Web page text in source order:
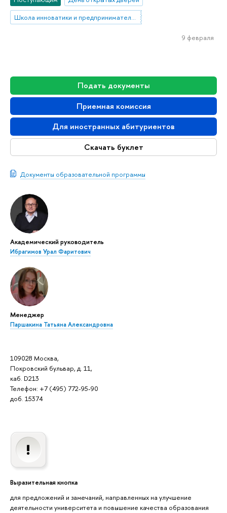
Подать документы
Приемная комиссия
Для иностранных абитуриентов
Скачать буклет
Документы образовательной программы
Академический руководитель
Ибрагимов Урал Фаритович
Менеджер
Паршакина Татьяна Александровна
109028 Москва,
Покровский бульвар, д. 11,
каб. D213
Телефон: +7 (495) 772-95-90
доб. 15374
Выразительная кнопка
для предложений и замечаний, направленных на улучшение
деятельности университета и повышение качества образования
Школа инноватики и предпринимательства
9 февраля